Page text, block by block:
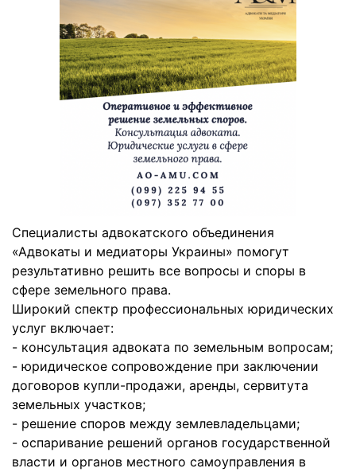
Специалисты адвокатского объединения
«Адвокаты и медиаторы Украины» помогут
результативно решить все вопросы и споры в
сфере земельного права.
Широкий спектр профессиональных юридических
услуг включает:
- консультация адвоката по земельным вопросам;
- юридическое сопровождение при заключении
договоров купли-продажи, аренды, сервитута
земельных участков;
- решение споров между землевладельцами;
- оспаривание решений органов государственной
власти и органов местного самоуправления в